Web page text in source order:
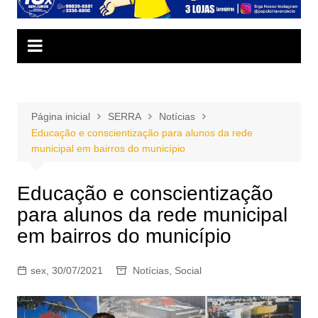
Página inicial SERRA
Notícias
Educação e conscientização para alunos da rede
municipal em bairros do município
Educação e conscientização
para alunos da rede municipal
em bairros do município
sex, 30/07/2021 Notícias, Social